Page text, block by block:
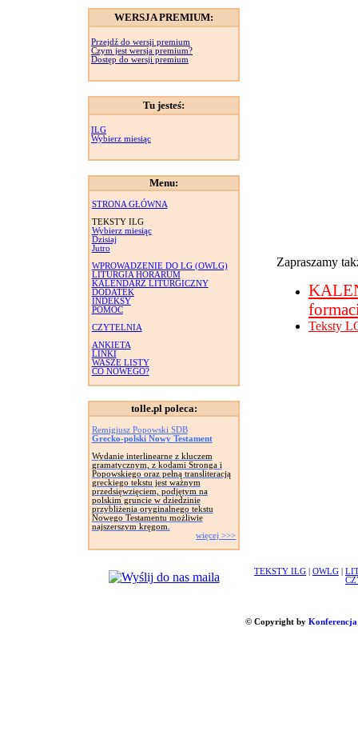
WERSJA PREMIUM:
Przejdź do wersji premium
Czym jest wersja premium?
Dostęp do wersji premium
Tu jesteś:
ILG
Wybierz miesiąc
Menu:
STRONA GŁÓWNA
TEKSTY ILG
Wybierz miesiąc
Dzisiaj
Jutro
WPROWADZENIE DO LG (OWLG)
LITURGIA HORARUM
KALENDARZ LITURGICZNY
DODATEK
INDEKSY
POMOC
CZYTELNIA
ANKIETA
LINKI
WASZE LISTY
CO NOWEGO?
tolle.pl poleca:
Remigiusz Popowski SDB
Grecko-polski Nowy Testament
Wydanie interlinearne z kluczem
gramatycznym, z kodami Stronga i
Popowskiego oraz pełną transliteracją
greckiego tekstu jest ważnym
przedsięwzięciem, podjętym na
polskim gruncie w dziedzinie
przybliżenia oryginalnego tekstu
Nowego Testamentu możliwie
najszerszym kręgom.
więcej >>>
Zapraszamy
Teksty
TEKSTY ILG OWLG
© Copyright by Konferencja